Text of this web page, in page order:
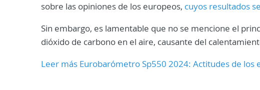
sobre las opiniones de los europeos, cuyos resultados
Sin embargo, es lamentable que no se mencione el
dióxido de carbono en el aire, causante del
Leer más Eurobarómetro Sp550 2024: Actitudes de